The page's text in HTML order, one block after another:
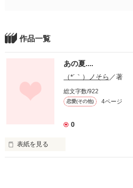
作品一覧
あの夏....
（*´｀）ノそら ／著
総文字数/922
恋愛(その他) 4ページ
0
表紙を見る